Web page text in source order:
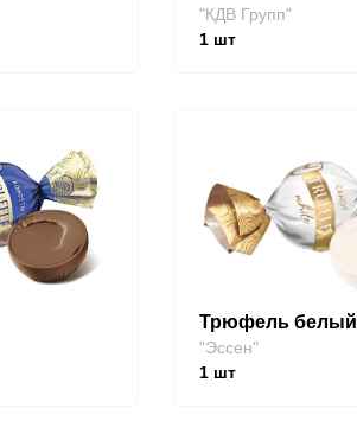
"КДВ Групп"
1шт
Трюфель белый
"Эссен"
1шт